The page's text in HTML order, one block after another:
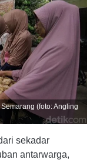
(foto: Angling
sekadar
antarwarga,